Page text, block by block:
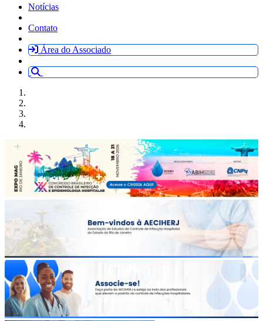
Notícias
Contato
Área do Associado